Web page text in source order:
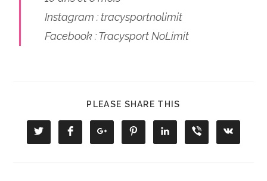
Instagram : tracysportnolimit
Facebook : Tracysport NoLimit
PLEASE SHARE THIS